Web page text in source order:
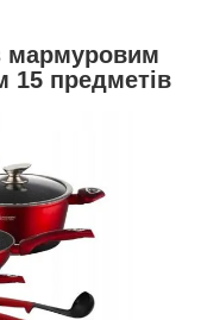
мармуровим
15 предметів